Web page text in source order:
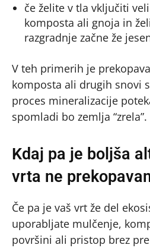
če želite v tla vključiti
komposta ali gnoja in
razgradnje začne že
V teh primerih je
komposta ali drugih snovi
proces mineralizacije
spomladi bo zemlja “zrela”.
Kdaj pa je boljša
vrta ne
Če pa je vaš vrt že del
uporabljate mulčenje,
površini ali pristop brez